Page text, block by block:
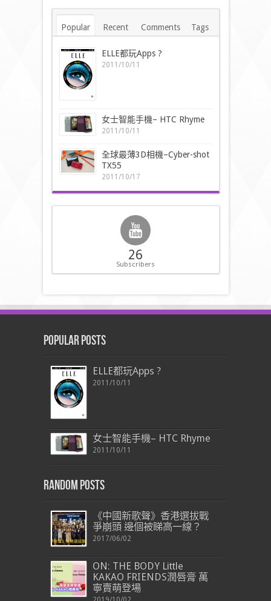
Popular Recent Comments Tags
ELLE都玩Apps ?
2011/10/11
女士智能手機– HTC Rhyme
2011/10/11
全球最薄3D相機–Cyber-shot
TX55
2011/10/17
26
Subscribers
Popular Posts
ELLE都玩Apps ?
2011/10/11
女士智能手機– HTC Rhyme
2011/10/11
Random Posts
《中國新歌聲》香港選拔戰
爭崩頭 邊個被睇高一線？
2017/06/02
ON: THE BODY Little
KAKAO FRIENDS潤唇膏 萬
寧賣萌登場